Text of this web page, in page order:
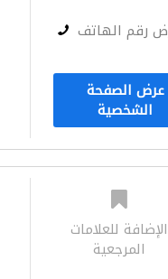
رقم الهاتف
عرض الصفحة
الشخصية
الإضافة للعلامات
المرجعية